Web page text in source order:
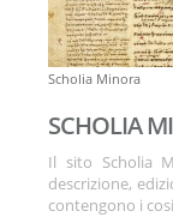
Scholia Minora
SCHOLIA
Il sito Scholia
descrizione,
contengono i